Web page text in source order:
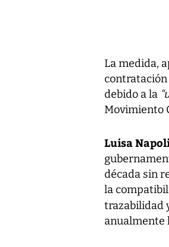
La medida,
contratación
debido a la
Movimiento
Luisa
década sin
la
trazabilidad
anualmente